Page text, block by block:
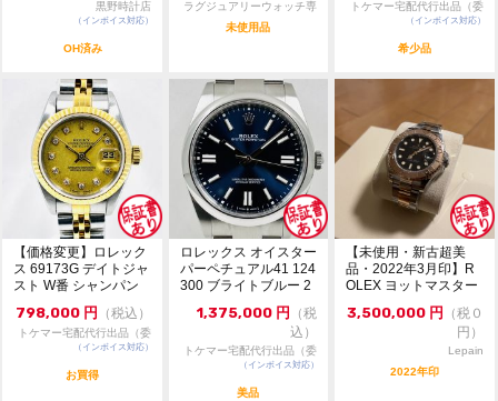
黒野時計店
（インボイス対応）
OH済み
ラグジュアリーウォッチ専
門店：R/M
未使用品
トケマー宅配代行出品（委
託販売）
（インボイス対応）
希少品
【価格変更】ロレック
ス 69173G デイトジャ
スト W番 シャンパン
ゴールド 中...
798,000 円 （税込）
トケマー宅配代行出品（委
託販売）
（インボイス対応）
お買得
ロレックス オイスター
パーペチュアル41 124
300 ブライトブルー 2
1,375,000 円
（税
込）
トケマー宅配代行出品（委
託販売）
（インボイス対応）
美品
【未使用・新古超美
品・2022年3月印】R
OLEX ヨットマスター
3,500,000 円
（税０
円）
Lepain
2022年印